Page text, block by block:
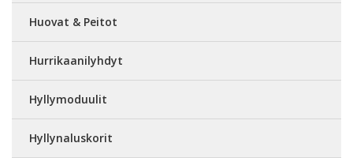
Huovat & Peitot
Hurrikaanilyhdyt
Hyllymoduulit
Hyllynaluskorit